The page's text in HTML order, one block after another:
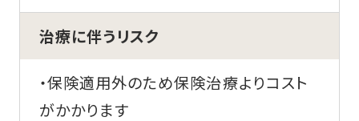
治療に伴うリスク
・保険適用外のため保険治療よりコスト
がかかります